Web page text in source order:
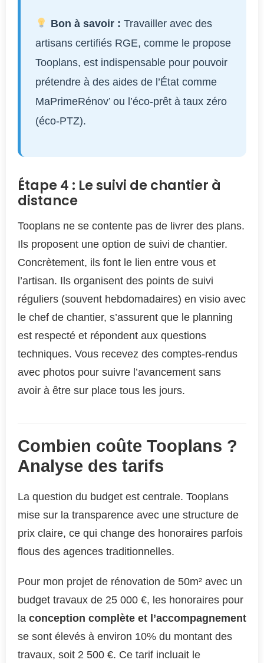
Bon à savoir : Travailler avec des
artisans certifiés RGE, comme le propose
Tooplans, est indispensable pour pouvoir
prétendre à des aides de l’État comme
MaPrimeRénov’ ou l’éco-prêt à taux zéro
(éco-PTZ).
Étape 4 : Le suivi de chantier à
distance
Tooplans ne se contente pas de livrer des plans.
Ils proposent une option de suivi de chantier.
Concrètement, ils font le lien entre vous et
l’artisan. Ils organisent des points de suivi
réguliers (souvent hebdomadaires) en visio avec
le chef de chantier, s’assurent que le planning
est respecté et répondent aux questions
techniques. Vous recevez des comptes-rendus
avec photos pour suivre l’avancement sans
avoir à être sur place tous les jours.
Combien coûte Tooplans ?
Analyse des tarifs
La question du budget est centrale. Tooplans
mise sur la transparence avec une structure de
prix claire, ce qui change des honoraires parfois
flous des agences traditionnelles.
Pour mon projet de rénovation de 50m² avec un
budget travaux de 25 000 €, les honoraires pour
la conception complète et l’accompagnement
se sont élevés à environ 10% du montant des
travaux, soit 2 500 €. Ce tarif incluait le